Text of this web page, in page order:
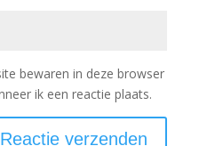
bewaren in deze browser
ik een reactie plaats.